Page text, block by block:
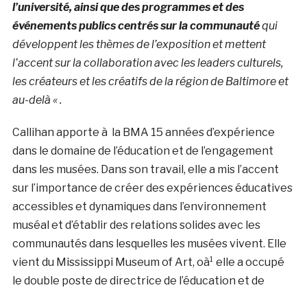
l’université, ainsi que des programmes et des
événements publics centrés sur la communautéqui
développent les thèmes de l’exposition et mettent
l’accent sur la collaboration avec les leaders culturels,
les créateurs et les créatifs de la région de Baltimore et
au-delà « .
Callihan apporte à la BMA 15 années d’expérience
dans le domaine de l’éducation et de l’engagement
dans les musées. Dans son travail, elle a mis l’accent
sur l’importance de créer des expériences éducatives
accessibles et dynamiques dans l’environnement
muséal et d’établir des relations solides avec les
communautés dans lesquelles les musées vivent. Elle
vient du Mississippi Museum of Art, oà¹ elle a occupé
le double poste de directrice de l’éducation et de